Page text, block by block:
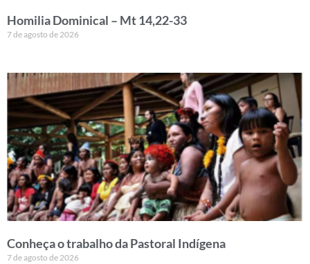
Homilia Dominical – Mt 14,22-33
7 de agosto de 2026
Conheça o trabalho da Pastoral Indígena
7 de agosto de 2026